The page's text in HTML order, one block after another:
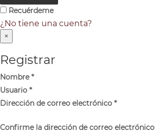
Recuérdeme
¿No tiene una cuenta?
×
Registrar
Nombre*
Usuario *
Dirección de correo electrónico *
Confirme la dirección de correo electrónico